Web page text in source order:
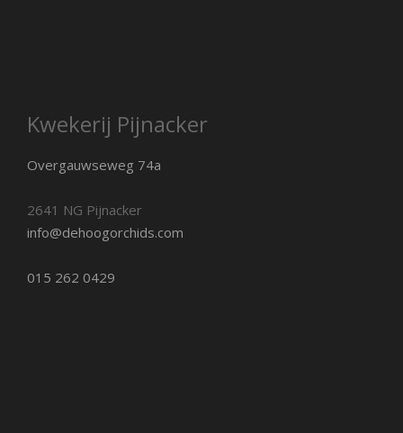
Kwekerij Pijnacker
Overgauwseweg 74a
2641 NG Pijnacker
info@dehoogorchids.com
015 262 0429